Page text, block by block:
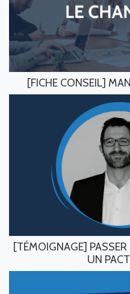
[FICHE CONSEIL]
[TÉMOIGNAGE] PASSER
UN